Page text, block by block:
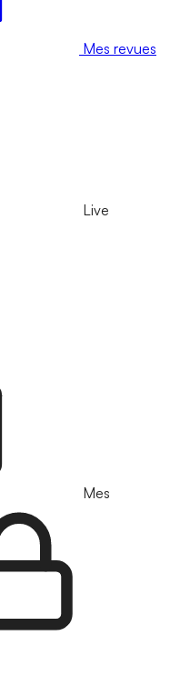
Mes revues
Live
Mes